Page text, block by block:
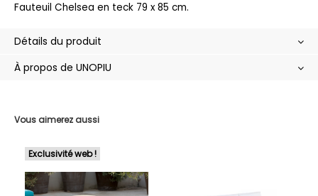
Vous aimerez aussi
Exclusivité web !
Fauteuil Chelsea en teck 79 x 85 cm.
Détails du produit
À propos de UNOPIU